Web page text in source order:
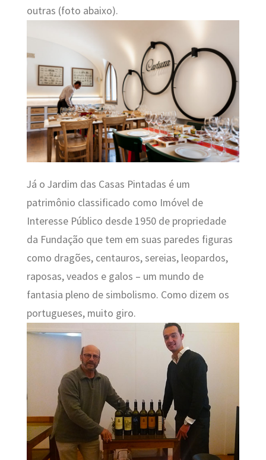
outras (foto abaixo).
Já o Jardim das Casas Pintadas é um
patrimônio classificado como Imóvel de
Interesse Público desde 1950 de propriedade
da Fundação que tem em suas paredes figuras
como dragões, centauros, sereias, leopardos,
raposas, veados e galos – um mundo de
fantasia pleno de simbolismo. Como dizem os
portugueses, muito giro.